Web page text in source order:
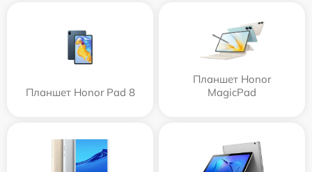
Планшет Honor Pad 8
Планшет Honor
MagicPad